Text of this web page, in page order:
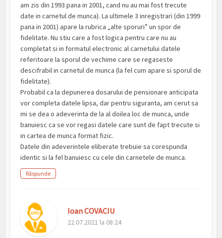
am zis din 1993 pana in 2001, cand nu au mai fost trecute
date in carnetul de munca). La ultimele 3 inregistrari (din 1999
pana in 2001) apare la rubrica „alte sporuri” un spor de
fidelitate. Nu stiu care a fost logica pentru care nu au
completat si in formatul electronic al carnetului datele
referitoare la sporul de vechime care se regaseste
descifrabil in carnetul de munca (la fel cum apare si sporul de
fidelitate).
Probabil ca la depunerea dosarului de pensionare anticipata
vor completa datele lipsa, dar pentru siguranta, am cerut sa
mi se dea o adeverinta de la al doilea loc de munca, unde
banuiesc ca se vor regasi datele care sunt de fapt trecute si
in cartea de munca format fizic.
Datele din adeverintele eliberate trebuie sa corespunda
identic si la fel banuiesc cu cele din carnetele de munca.
Răspunde
Ioan COVACIU
22.07.2021 la 08:24